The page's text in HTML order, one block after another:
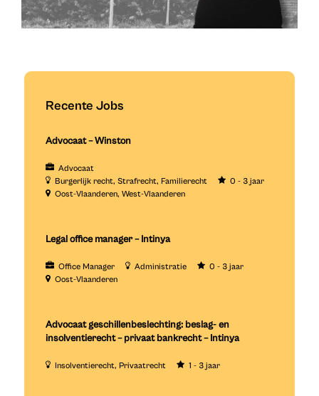
Recente Jobs
Advocaat – Winston
Advocaat
Burgerlijk recht Strafrecht Familierecht
0 - 3 jaar
Oost-Vlaanderen West-Vlaanderen
Legal office manager – Intinya
Office Manager Administratie
0 - 3 jaar
Oost-Vlaanderen
Advocaat geschillenbeslechting: beslag- en
insolventierecht – privaat bankrecht – Intinya
Insolventierecht Privaatrecht 1 - 3 jaar